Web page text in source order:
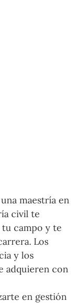
maestría en
civil te
campo y te
Los
y los
adquieren con
en gestión